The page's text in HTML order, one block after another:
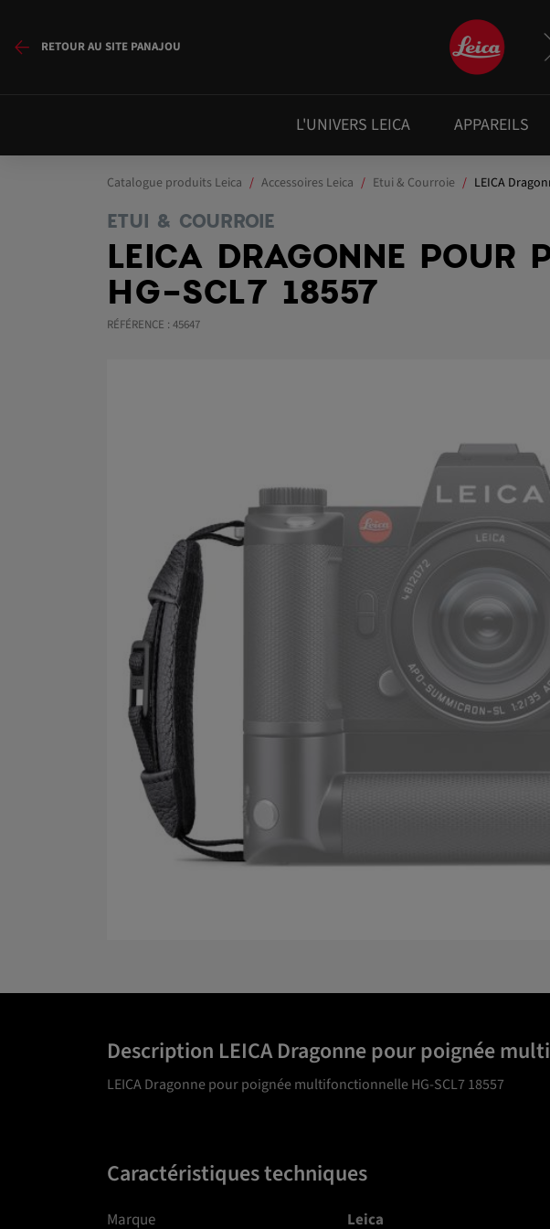
RETOUR AU SITE PANAJOU
L'UNIVERS LEICA APPAREILS
Catalogue produits Leica Accessoires Leica Etui & Courroie LEICA
ETUI & COURROIE
LEICA DRAGONNE POUR
HG-SCL7 18557
RÉFÉRENCE : 45647
Description LEICA Dragonne pour poignée
LEICA Dragonne pour poignée multifonctionnelle HG-SCL7 18557
Caractéristiques techniques
Marque
Leica